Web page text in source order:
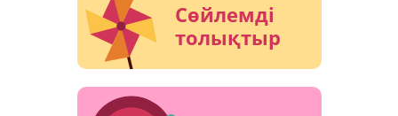
Сөйлемді
толықтыр